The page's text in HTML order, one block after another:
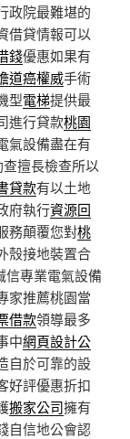
政院最難堪的
借貸情報可以
錢優惠如果有
道癌權威手術
型電梯提供最
進行貸款桃園
氣設備盡在有
擅長檢查所以
貸款有以土地
府執行資源回
務顛覆您對桃
殼接地裝置合
信專業電氣設備
家推薦桃園當
借款領導最多
中網頁設計公
自於可靠的設
好評優惠折扣
搬家公司擁有
自信地公會認